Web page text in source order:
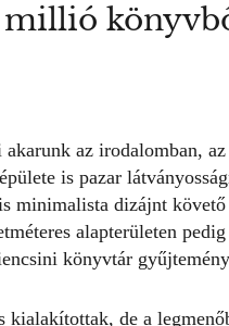
millió
az irodalomban, az
is pazar
minimalista dizájnt követő
alapterületen
könyvtár
kialakítottak, de a